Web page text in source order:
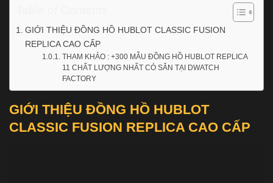
GIỚI THIỆU ĐỒNG HỒ HUBLOT CLASSIC FUSION
REPLICA CAO CẤP
THAM KHẢO : +300 MẪU ĐỒNG HỒ HUBLOT REPLICA
11 CHẤT LƯỢNG NHẤT CÓ SẴN TẠI DWATCH
FACTORY
GIỚI THIỆU ĐỒNG HỒ HUBLOT
CLASSIC FUSION REPLICA CAO CẤP